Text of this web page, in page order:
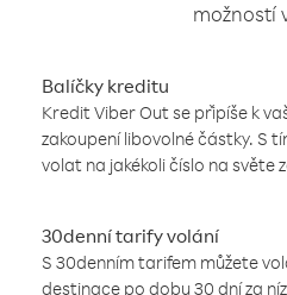
možností
Balíčky kreditu
Kredit Viber Out se připíše k
zakoupení libovolné částky. S
volat na jakékoli číslo na světe
30denní tarify volání
S 30denním tarifem můžete
destinace po dobu 30 dní za